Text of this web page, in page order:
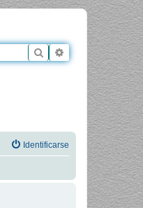
Buscar Búsqueda
Identificarse